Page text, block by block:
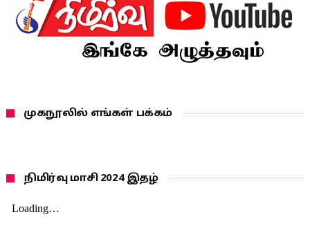
முகநூலில் எங்கள் பக்கம்
நிமிர்வு மாசி 2024 இதழ்